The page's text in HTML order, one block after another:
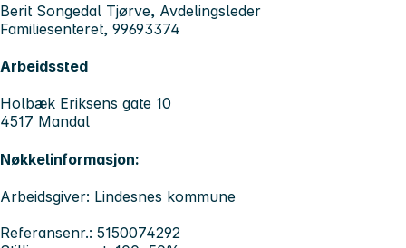
Berit Songedal Tjørve, Avdelingsleder
Familiesenteret, 99693374
Arbeidssted
Holbæk Eriksens gate 10
4517 Mandal
Nøkkelinformasjon:
Arbeidsgiver: Lindesnes kommune
Referansenr.: 5150074292